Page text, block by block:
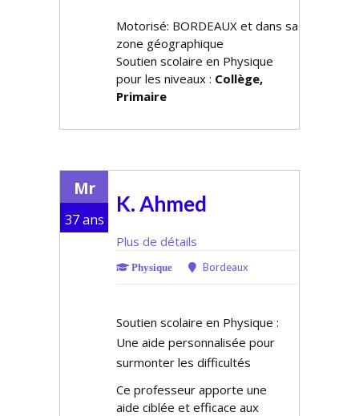
Motorisé: BORDEAUX et dans sa
zone géographique
Soutien scolaire en Physique
pour les niveaux : Collège,
Primaire
Mr
37 ans
K. Ahmed
Plus de détails
Physique Bordeaux
Soutien scolaire en Physique :
Une aide personnalisée pour
surmonter les difficultés
Ce professeur apporte une
aide ciblée et efficace aux